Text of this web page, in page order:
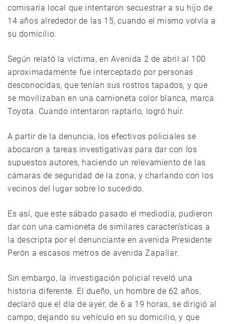
comisaría local que intentaron secuestrar a su hijo de
14 años alrededor de las 15, cuando el mismo volvía a
su domicilio.
Según relató la víctima, en Avenida 2 de abril al 100
aproximadamente fue interceptado por personas
desconocidas, que tenían sus rostros tapados, y que
se movilizaban en una camioneta color blanca, marca
Toyota. Cuando intentaron raptarlo, logró huir.
A partir de la denuncia, los efectivos policiales se
abocaron a tareas investigativas para dar con los
supuestos autores, haciendo un relevamiento de las
cámaras de seguridad de la zona, y charlando con los
vecinos del lugar sobre lo sucedido.
Es así, que este sábado pasado el mediodía, pudieron
dar con una camioneta de similares características a
la descripta por el denunciante en avenida Presidente
Perón a escasos metros de avenida Zapallar.
Sin embargo, la investigación policial reveló una
historia diferente. El dueño, un hombre de 62 años,
declaró que el día de ayer, de 6 a 19 horas, se dirigió al
campo, dejando su vehículo en su domicilio, y que